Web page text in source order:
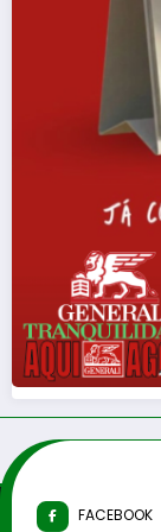
FACEBOOK